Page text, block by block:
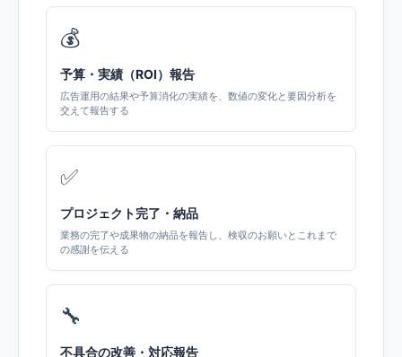
💰
予算・実績（ROI）報告
広告運用の結果や予算消化の実績を、数値の変化と要因分析を
交えて報告する
✅
プロジェクト完了・納品
業務の完了や成果物の納品を報告し、検収のお願いとこれまで
の感謝を伝える
🔧
不具合の改善・対応報告